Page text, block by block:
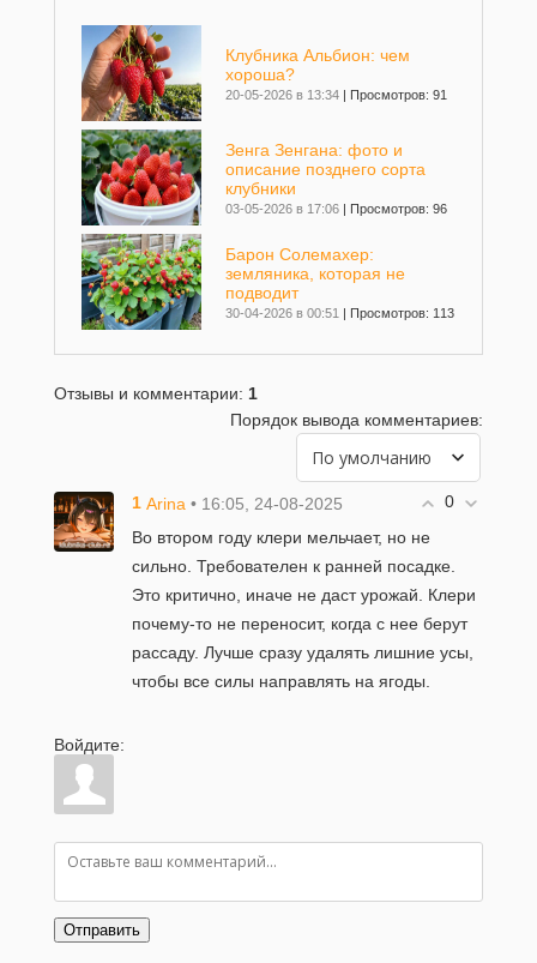
Клубника Альбион: чем
хороша?
20-05-2026 в 13:34 | Просмотров: 91
Зенга Зенгана: фото и
описание позднего сорта
клубники
03-05-2026 в 17:06 | Просмотров: 96
Барон Солемахер:
земляника, которая не
подводит
30-04-2026 в 00:51 | Просмотров: 113
26-10-2025 в 12:27
Клубника Фенг Сянг
30-09-2025 в 18:59| Просмотров: 717
23-09-2025 в 11:47 Просмотров: 331
Клубника Клеопатра
Клубника Болеро
Отзывы и комментарии: 1
Порядок вывода комментариев:
0
1 Arina • 16:05, 24-08-2025
Во втором году клери мельчает, но не
сильно. Требователен к ранней посадке.
Это критично, иначе не даст урожай. Клери
почему-то не переносит, когда с нее берут
рассаду. Лучше сразу удалять лишние усы,
чтобы все силы направлять на ягоды.
Войдите:
Отправить